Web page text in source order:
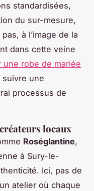
standardisées,
du sur-mesure,
à l’image de la
dans cette veine
une robe de mariée
une
processus de
locaux
Roséglantine,
à Sury-le-
Ici, pas de
atelier où chaque